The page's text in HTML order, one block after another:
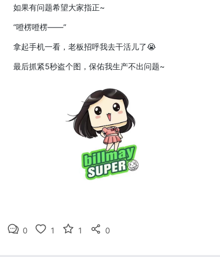
如果有问题希望大家指正~
“噔楞噔楞——”
拿起手机一看，老板招呼我去干活儿了😭
最后抓紧5秒盗个图，保佑我生产不出问题~
0 1 1 0